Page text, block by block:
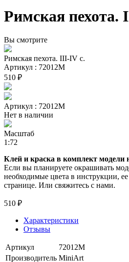
Римская пехота.
Вы смотрите
Римская пехота. III-IV c.
Артикул : 72012М
510 ₽
Артикул : 72012М
Нет в наличии
Масштаб
1:72
Клей и краска в комплект модели
Если вы планируете окрашивать
необходимые цвета в инструкции,
странице. Или свяжитесь с нами.
510 ₽
Характеристики
Отзывы
Артикул
72012М
Производитель MiniArt